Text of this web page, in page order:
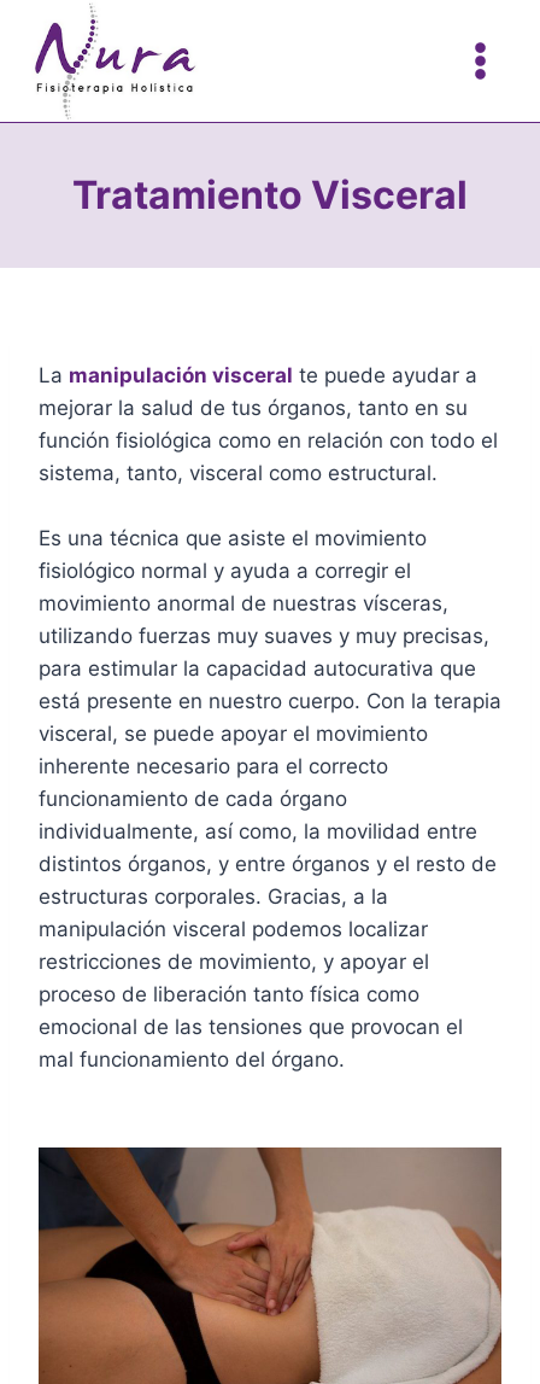
contenido
Tratamiento Visceral
La manipulación visceral te puede ayudar a
mejorar la salud de tus órganos, tanto en su
función fisiológica como en relación con todo el
sistema, tanto, visceral como estructural.
Es una técnica que asiste el movimiento
fisiológico normal y ayuda a corregir el
movimiento anormal de nuestras vísceras,
utilizando fuerzas muy suaves y muy precisas,
para estimular la capacidad autocurativa que
está presente en nuestro cuerpo. Con la terapia
visceral, se puede apoyar el movimiento
inherente necesario para el correcto
funcionamiento de cada órgano
individualmente, así como, la movilidad entre
distintos órganos, y entre órganos y el resto de
estructuras corporales. Gracias, a la
manipulación visceral podemos localizar
restricciones de movimiento, y apoyar el
proceso de liberación tanto física como
emocional de las tensiones que provocan el
mal funcionamiento del órgano.